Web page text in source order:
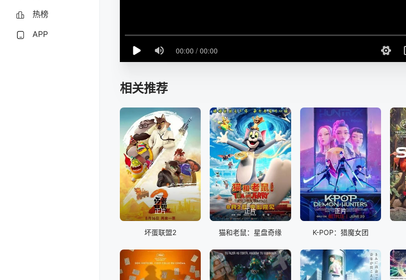
热榜
APP
相关推荐
正片
坏蛋联盟2
正片
猫和老鼠：星盘奇缘
正片
K-POP：猎魔女团